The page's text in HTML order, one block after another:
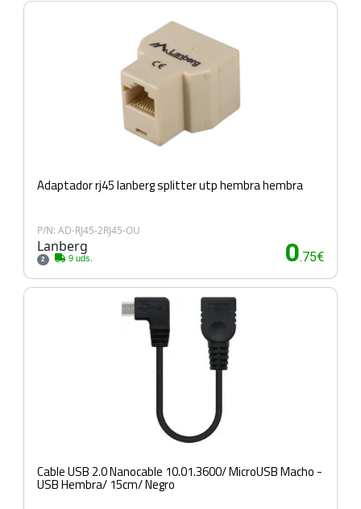
Adaptador rj45 lanberg splitter utp hembra hembra
P/N: AD-RJ45-2RJ45-OU
Lanberg
2 9 uds. 0.75€
Cable USB 2.0 Nanocable 10.01.3600/ MicroUSB Macho -
USB Hembra/ 15cm/ Negro